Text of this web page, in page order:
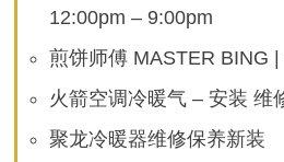
12:00pm – 9:00pm
煎饼师傅 MASTER BING
火箭空调冷暖气 – 安装 维
聚龙冷暖器维修保养新装